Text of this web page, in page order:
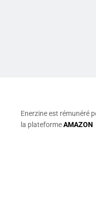
Enerzine est rémunéré
la plateformeAMAZON